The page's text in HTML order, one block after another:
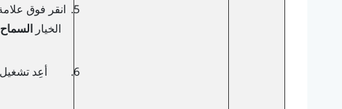
انقر فوق
الخيار
أعِد